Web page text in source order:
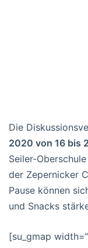
Die
2020 von 16 bis
Seiler-
der Zepernicker
Pause können
und Snacks
[su_gmap